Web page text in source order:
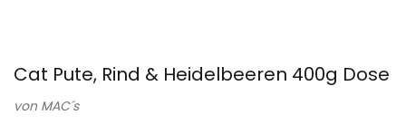
Cat Pute, Rind & Heidelbeeren 400g Dose
von MAC´s